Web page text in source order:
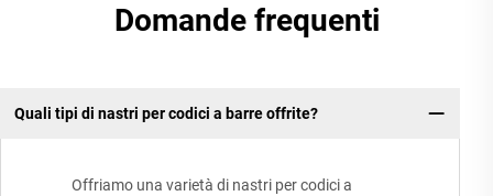
Domande frequenti
Quali tipi di nastri per codici a barre offrite?
Offriamo una varietà di nastri per codici a